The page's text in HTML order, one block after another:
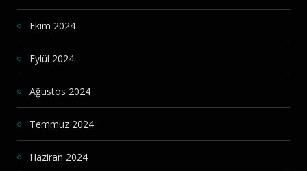
Ekim 2024
Eylül 2024
Ağustos 2024
Temmuz 2024
Haziran 2024